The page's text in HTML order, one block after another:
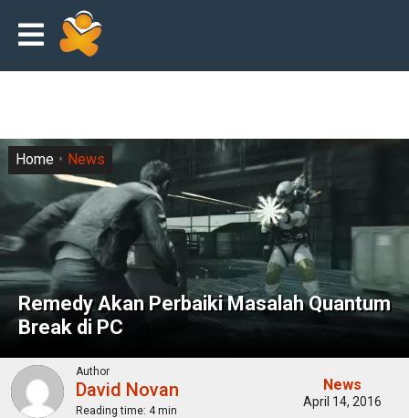
Remedy Akan Perbaiki Masalah Quantum
Break di PC
Home News
Author
David Novan
Reading time: 4 min
News
April 14, 2016